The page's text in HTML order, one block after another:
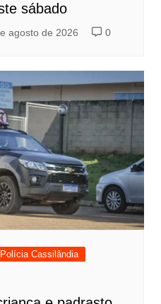
sábado
agosto de 2026 0
Polícia Cassilândia